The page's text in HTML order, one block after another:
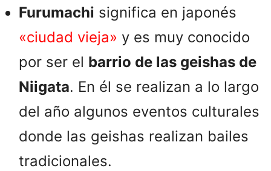
Furumachi significa en japonés
«ciudad vieja» y es muy conocido
por ser el barrio de las geishas de
Niigata. En él se realizan a lo largo
del año algunos eventos culturales
donde las geishas realizan bailes
tradicionales.